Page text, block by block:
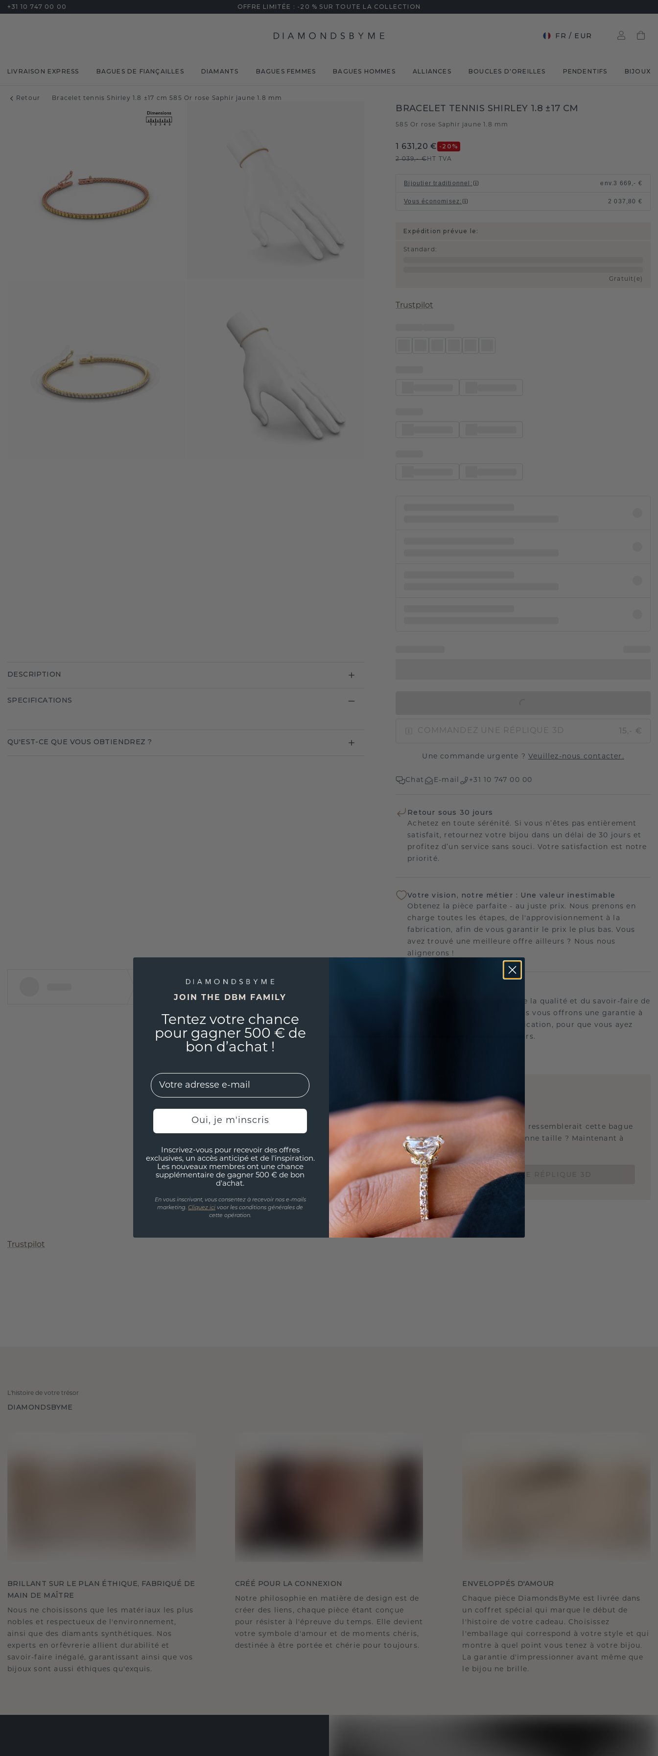
+31 10 747 00 00 OFFRE LIMITÉE : -20 % SUR TOUTE LA COLLECTION
FR / EUR
LIVRAISON EXPRESS BAGUES DE FIANÇAILLES DIAMANTS BAGUES FEMMES BAGUES HOMMES ALLIANCES BOUCLES D'OREILLES PENDENTIFS BIJOUX
Retour Bracelet tennis Shirley 1.8 ±17 cm 585 Or rose Saphir jaune 1.8 mm
BRACELET TENNIS SHIRLEY 1.8 ±17 CM
585 Or rose Saphir jaune 1.8 mm
1 631,20 € -20 %
2 039,- €HT TVA
Bijoutier traditionnel : env.3 669,- €
Vous économisez: 2 037,80 €
Expédition prévue le:
Standard :
Gratuit(e)
Trustpilot
COMMANDEZ UNE RÉPLIQUE 3D 15,- €
Une commande urgente ? Veuillez-nous contacter.
Chat E-mail +31 10 747 00 00
Retour sous 30 jours
Achetez en toute sérénité. Si vous n’êtes pas entièrement
satisfait, retournez votre bijou dans un délai de 30 jours et
profitez d’un service sans souci. Votre satisfaction est notre
priorité.
Votre vision, notre métier : Une valeur inestimable
Obtenez la pièce parfaite - au juste prix. Nous prenons en
charge toutes les étapes, de l'approvisionnement à la
fabrication, afin de vous garantir le prix le plus bas. Vous
avez trouvé une meilleure offre ailleurs ? Nous nous
alignerons !
Nous nous portons garants de la qualité et du savoir-faire de
nos bijoux.C'est pourquoi nous vous offrons une garantie à
vie contre les défauts de fabrication, pour que vous ayez
l'esprit tranquille pour toujours.
RÉPLIQUE 3D
Souhaitez-vous savoir à quoi ressemblerait cette bague
sur vous et si elle est à la bonne taille ? Maintenant à
partir de 15 €.
COMMANDEZ UNE RÉPLIQUE 3D
DESCRIPTION
SPECIFICATIONS
QU'EST-CE QUE VOUS OBTIENDREZ ?
Trustpilot
L'histoire de votre trésor
DIAMONDSBYME
BRILLANT SUR LE PLAN ÉTHIQUE, FABRIQUÉ DE
MAIN DE MAÎTRE
Nous ne choisissons que les matériaux les plus
nobles et respectueux de l'environnement,
ainsi que des diamants synthétiques. Nos
experts en orfèvrerie allient durabilité et
savoir-faire inégalé, garantissant ainsi que vos
bijoux sont aussi éthiques qu'exquis.
CRÉÉ POUR LA CONNEXION
Notre philosophie en matière de design est de
créer des liens, chaque pièce étant conçue
pour résister à l'épreuve du temps. Elle devient
votre symbole d'amour et de moments chéris,
destinée à être portée et chérie pour toujours.
ENVELOPPÉS D'AMOUR
Chaque pièce DiamondsByMe est livrée dans
un coffret spécial qui marque le début de
l'histoire de votre cadeau. Choisissez
l'emballage qui correspond à votre style et qui
montre à quel point vous tenez à votre bijou.
La garantie d'impressionner avant même que
le bijou ne brille.
JOIN THE DBM FAMILY
Tentez votre chance
pour gagner 500 € de
bon d’achat !
EMail
Oui, je m'inscris
Inscrivez-vous pour recevoir des offres
exclusives, un accès anticipé et de l'inspiration.
Les nouveaux membres ont une chance
supplémentaire de gagner 500 € de bon
d'achat.
En vous inscrivant, vous consentez à recevoir nos e-mails
marketing. Cliquez ici voor les conditions générales de
cette opération.